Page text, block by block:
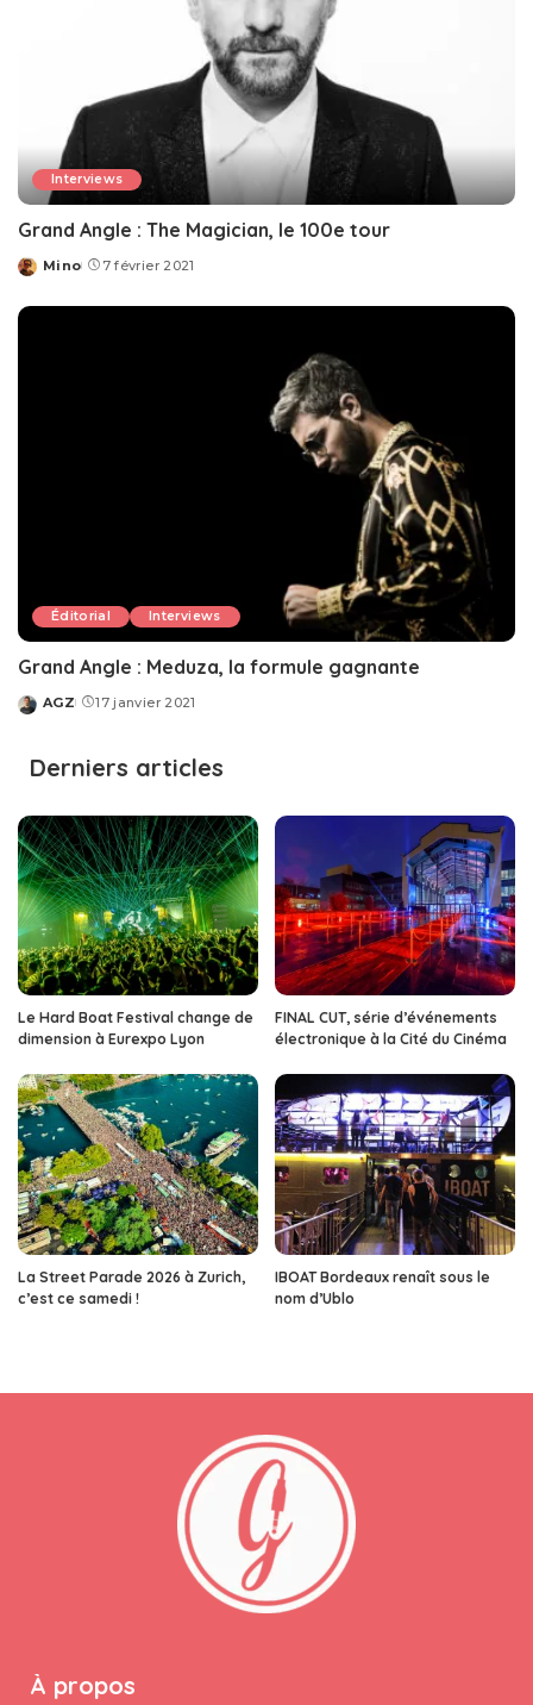
Interviews
Grand Angle : The Magician, le 100e tour
Posted
Mino 7 février 2021
Éditorial Interviews
Grand Angle : Meduza, la formule gagnante
Posted
AGZ 17 janvier 2021
Derniers articles
Le Hard Boat Festival change de
dimension à Eurexpo Lyon
FINAL CUT, série d’événements
électronique à la Cité du Cinéma
La Street Parade 2026 à Zurich,
c’est ce samedi !
IBOAT Bordeaux renaît sous le
nom d’Ublo
À propos